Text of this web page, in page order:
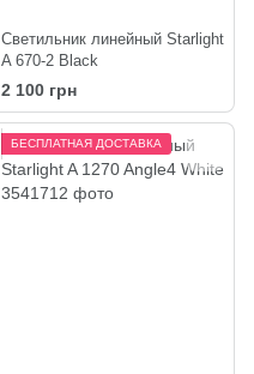
Светильник линейный Starlight
A 670-2 Black
2 100 грн
БЕСПЛАТНАЯ ДОСТАВКА